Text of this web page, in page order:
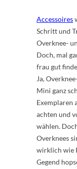
Accessoires
Schritt und
Overknee-
Doch, mal
frau gut
Ja,
Mini ganz
Exemplaren
achten und
wählen.
Overknees
wirklich wie
Gegend